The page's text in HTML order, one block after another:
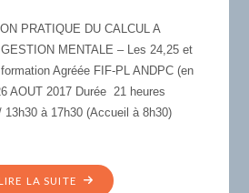
PRATIQUE DU CALCUL A
MENTALE – Les 24,25 et
Agréée FIF-PL ANDPC (en
AOUT 2017 Durée 21 heures
à 17h30 (Accueil à 8h30)
LA SUITE "F3